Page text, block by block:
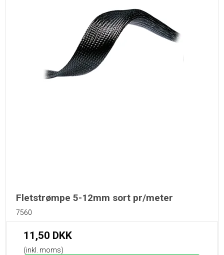
Fletstrømpe 5-12mm sort pr/meter
7560
11,50 DKK
(inkl. moms)